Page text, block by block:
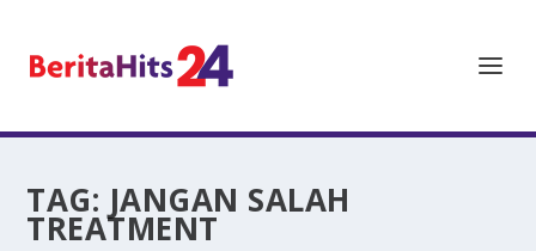
TAG: JANGAN SALAH
TREATMENT